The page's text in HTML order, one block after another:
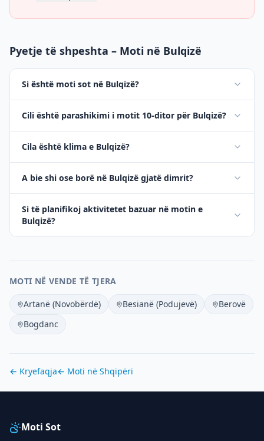
Pyetje të shpeshta – Moti në Bulqizë
Si është moti sot në Bulqizë?
Cili është parashikimi i motit 10-ditor për Bulqizë?
Cila është klima e Bulqizë?
A bie shi ose borë në Bulqizë gjatë dimrit?
Si të planifikoj aktivitetet bazuar në motin e
Bulqizë?
MOTI NË VENDE TË TJERA
Artanë (Novobërdë) Besianë (Podujevë)
Berovë
Bogdanc
← Kryefaqja← Moti në Shqipëri
Moti Sot